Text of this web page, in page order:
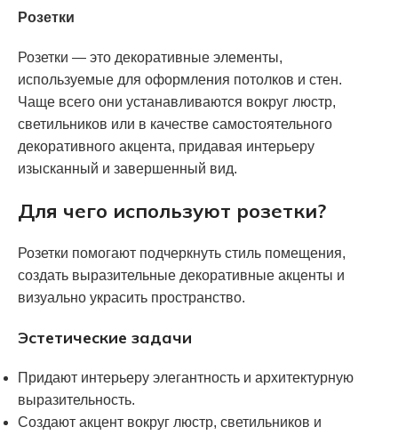
Розетки
Розетки — это декоративные элементы,
используемые для оформления потолков и стен.
Чаще всего они устанавливаются вокруг люстр,
светильников или в качестве самостоятельного
декоративного акцента, придавая интерьеру
изысканный и завершенный вид.
Для чего используют розетки?
Розетки помогают подчеркнуть стиль помещения,
создать выразительные декоративные акценты и
визуально украсить пространство.
Эстетические задачи
Придают интерьеру элегантность и архитектурную
выразительность.
Создают акцент вокруг люстр, светильников и